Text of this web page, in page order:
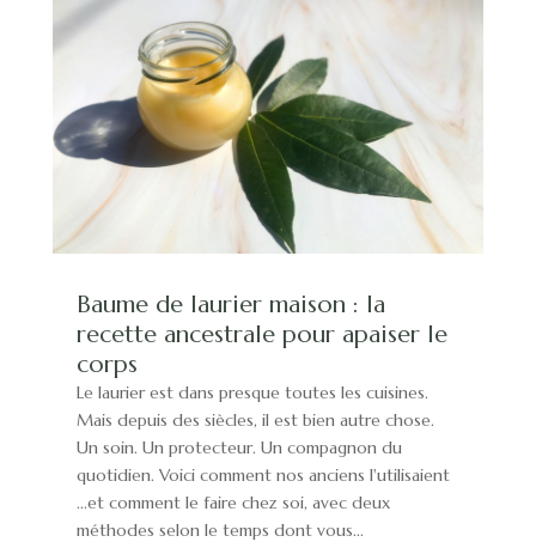
Baume de laurier maison : la
recette ancestrale pour apaiser le
corps
Le laurier est dans presque toutes les cuisines.
Mais depuis des siècles, il est bien autre chose.
Un soin. Un protecteur. Un compagnon du
quotidien. Voici comment nos anciens l'utilisaient
...et comment le faire chez soi, avec deux
méthodes selon le temps dont vous...